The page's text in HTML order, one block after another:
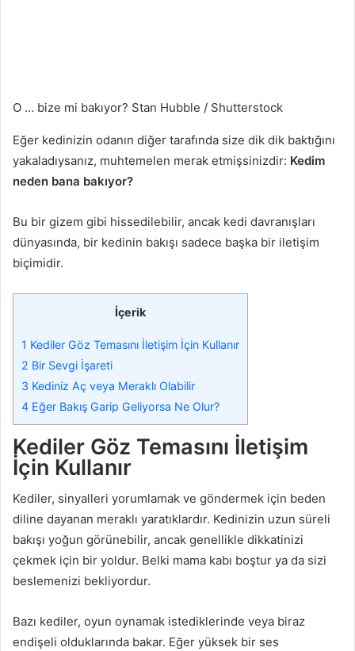
O … bize mi bakıyor? Stan Hubble / Shutterstock
Eğer kedinizin odanın diğer tarafında size dik dik baktığını
yakaladıysanız, muhtemelen merak etmişsinizdir: Kedim
neden bana bakıyor?
Bu bir gizem gibi hissedilebilir, ancak kedi davranışları
dünyasında, bir kedinin bakışı sadece başka bir iletişim
biçimidir.
İçerik
1 Kediler Göz Temasını İletişim İçin Kullanır
2 Bir Sevgi İşareti
3 Kediniz Aç veya Meraklı Olabilir
4 Eğer Bakış Garip Geliyorsa Ne Olur?
Kediler Göz Temasını İletişim
İçin Kullanır
Kediler, sinyalleri yorumlamak ve göndermek için beden
diline dayanan meraklı yaratıklardır. Kedinizin uzun süreli
bakışı yoğun görünebilir, ancak genellikle dikkatinizi
çekmek için bir yoldur. Belki mama kabı boştur ya da sizi
beslemenizi bekliyordur.
Bazı kediler, oyun oynamak istediklerinde veya biraz
endişeli olduklarında bakar. Eğer yüksek bir ses